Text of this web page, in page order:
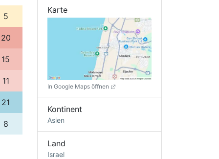
5
20
15
11
21
8
Karte
In Google Maps öffnen
Kontinent
Asien
Land
Israel